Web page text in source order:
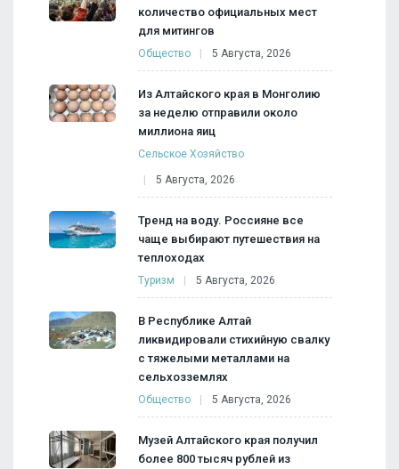
количество официальных мест
для митингов
Общество 5 Августа, 2026
Из Алтайского края в Монголию
за неделю отправили около
миллиона яиц
Сельское Хозяйство
5 Августа, 2026
Тренд на воду. Россияне все
чаще выбирают путешествия на
теплоходах
Туризм 5 Августа, 2026
В Республике Алтай
ликвидировали стихийную свалку
с тяжелыми металлами на
сельхозземлях
Общество 5 Августа, 2026
Музей Алтайского края получил
более 800 тысяч рублей из